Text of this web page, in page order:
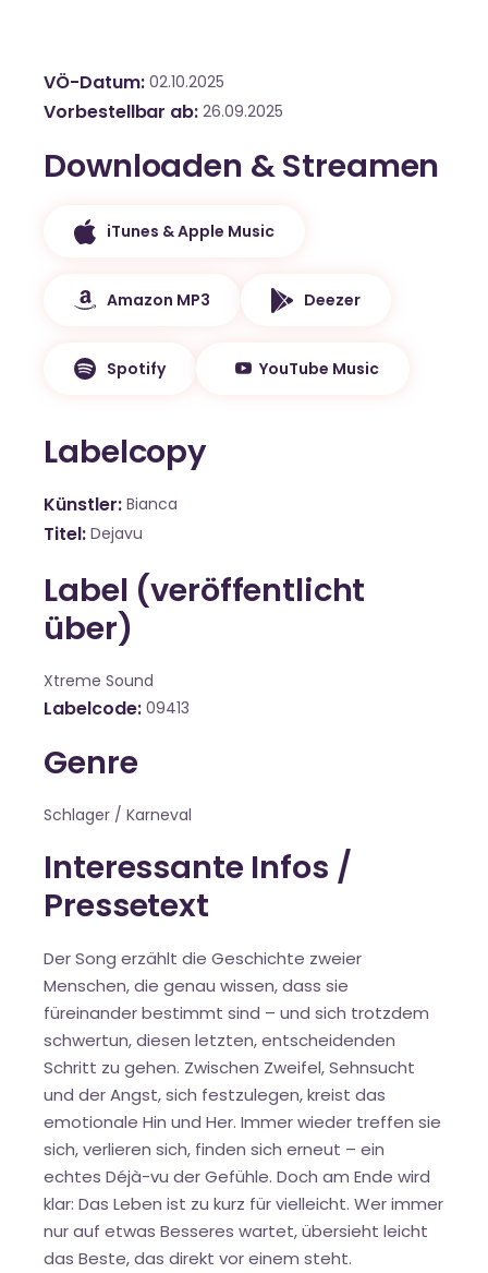
VÖ-Datum 02.10.2025
Vorbestellbar ab 26.09.2025
Downloaden & Streamen
iTunes & Apple Music
Amazon MP3 Deezer
Spotify YouTube Music
Labelcopy
Künstler Bianca
Titel Dejavu
Label (veröffentlicht
über)
Xtreme Sound
Labelcode 09413
Genre
Schlager / Karneval
Interessante Infos /
Pressetext
Der Song erzählt die Geschichte zweier
Menschen, die genau wissen, dass sie
füreinander bestimmt sind – und sich trotzdem
schwertun, diesen letzten, entscheidenden
Schritt zu gehen. Zwischen Zweifel, Sehnsucht
und der Angst, sich festzulegen, kreist das
emotionale Hin und Her. Immer wieder treffen sie
sich, verlieren sich, finden sich erneut – ein
echtes Déjà-vu der Gefühle. Doch am Ende wird
klar: Das Leben ist zu kurz für vielleicht. Wer immer
nur auf etwas Besseres wartet, übersieht leicht
das Beste, das direkt vor einem steht.